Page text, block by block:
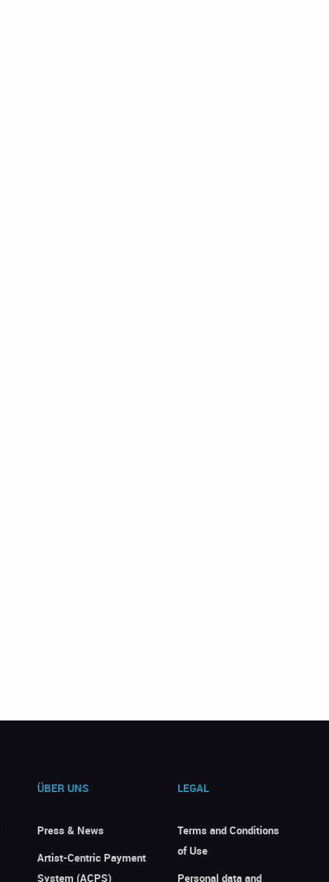
ÜBER UNS
Press & News
Artist-Centric Payment
System (ACPS)
LEGAL
Terms and Conditions
of Use
Personal data and